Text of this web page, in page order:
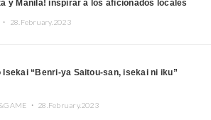
y Manila! inspirar a los aficionados locales
28.February.2023
Isekai “Benri-ya Saitou-san, isekai ni iku”
・ 28.February.2023